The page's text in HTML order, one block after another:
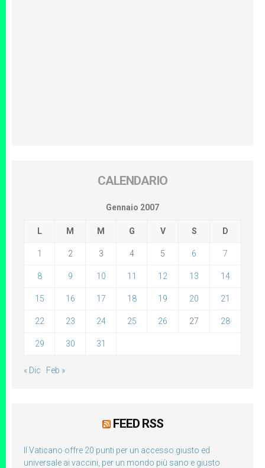
CALENDARIO
Gennaio 2007
L M M G V S D
1 2 3 4 5 6 7
8 9 10 11 12 13 14
15 16 17 18 19 20 21
22 23 24 25 26 27 28
29 30 31
« Dic Feb »
FEED RSS
Il Vaticano offre 20 punti per un accesso giusto ed
universale ai vaccini, per un mondo più sano e giusto